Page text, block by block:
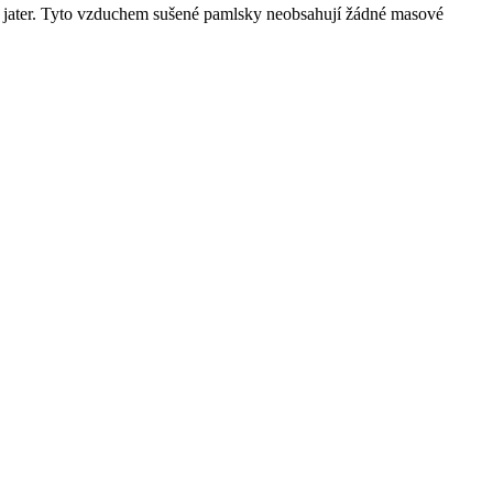
Tyto vzduchem sušené pamlsky neobsahují žádné masové